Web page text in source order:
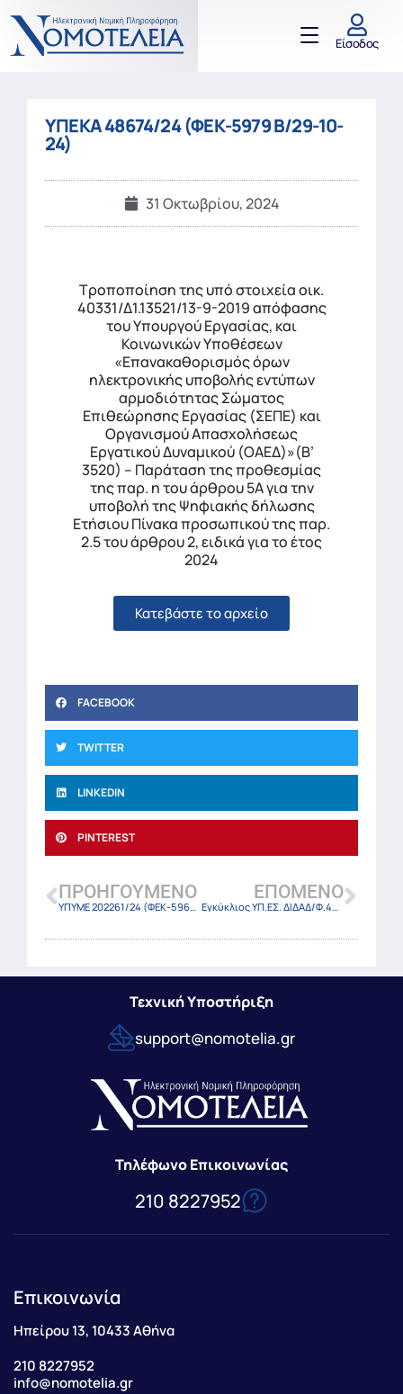
Είσοδος
ΥΠΕΚΑ 48674/24 (ΦΕΚ-5979 Β/29-10-
24)
31 Οκτωβρίου, 2024
Τροποποίηση της υπό στοιχεία οικ.
40331/Δ1.13521/13-9-2019 απόφασης
του Υπουργού Εργασίας, και
Κοινωνικών Υποθέσεων
«Επανακαθορισμός όρων
ηλεκτρονικής υποβολής εντύπων
αρμοδιότητας Σώματος
Επιθεώρησης Εργασίας (ΣΕΠΕ) και
Οργανισμού Απασχολήσεως
Εργατικού Δυναμικού (ΟΑΕΔ)»(Β’
3520) – Παράταση της προθεσμίας
της παρ. η του άρθρου 5Α για την
υποβολή της Ψηφιακής δήλωσης
Ετήσιου Πίνακα προσωπικού της παρ.
2.5 του άρθρου 2, ειδικά για το έτος
2024
Κατεβάστε το αρχείο
FACEBOOK
TWITTER
LINKEDIN
PINTEREST
ΠΡΟΗΓΟΎΜΕΝΟ
ΥΠΥΜΕ 202261/24 (ΦΕΚ-5966 Β/29-10-24)
ΕΠΌΜΕΝΟ
Εγκύκλιος ΥΠ.ΕΣ. ΔΙΔΑΔ/Φ.49Κ/1401 /οικ.18512/30-10-24
Τεχνική Υποστήριξη
support@nomotelia.gr
Τηλέφωνο Επικοινωνίας
210 8227952
Επικοινωνία
Ηπείρου 13, 10433 Αθήνα
210 8227952
info@nomotelia.gr